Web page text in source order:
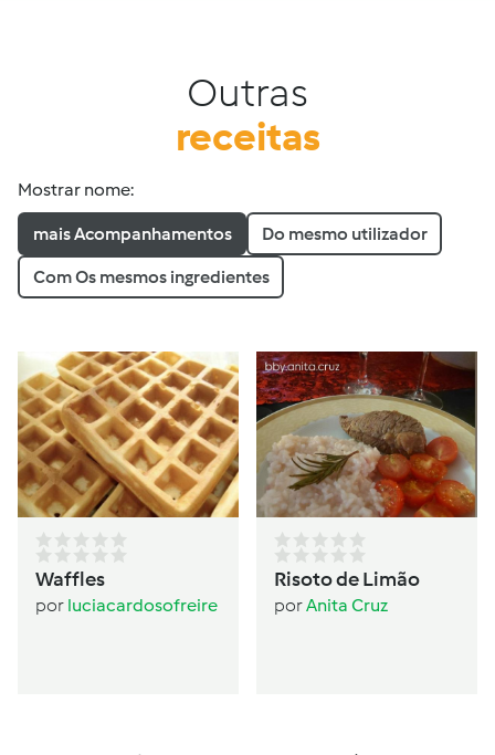
Outras
receitas
Mostrar nome:
mais Acompanhamentos Do mesmo utilizador
Com Os mesmos ingredientes
Waffles
por luciacardosofreire
Risoto de Limão
porAnita Cruz